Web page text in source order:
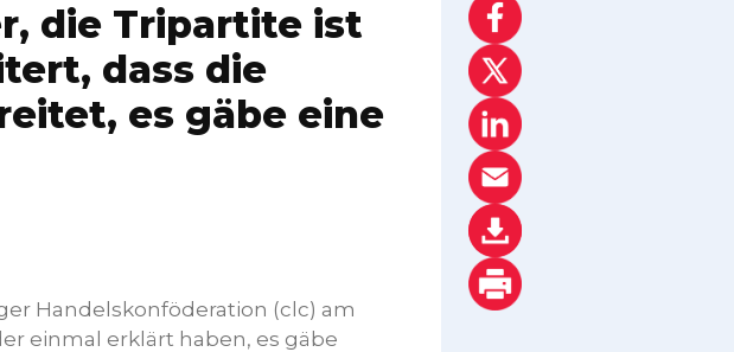
die Tripartite ist
dass die
es gäbe eine
Handelskonföderation (clc) am
einmal erklärt haben, es gäbe